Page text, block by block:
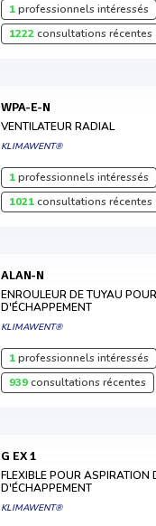
1professionnels intéressés
1222consultations récentes
WPA-E-N
VENTILATEUR RADIAL
KLIMAWENT®
1professionnels intéressés
1021consultations récentes
ALAN-N
ENROULEUR DE TUYAU
D'ÉCHAPPEMENT
KLIMAWENT®
1professionnels intéressés
939consultations récentes
G EX 1
FLEXIBLE POUR ASPIRATION
D'ÉCHAPPEMENT
KLIMAWENT®